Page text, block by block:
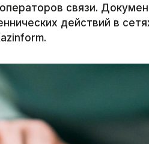
связи.
действий в